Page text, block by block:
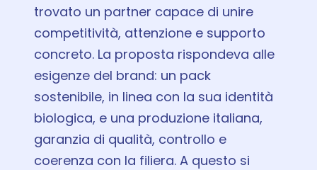
trovato un partner capace di unire
competitività, attenzione e supporto
concreto. La proposta rispondeva alle
esigenze del brand: un pack
sostenibile, in linea con la sua identità
biologica, e una produzione italiana,
garanzia di qualità, controllo e
coerenza con la filiera. A questo si